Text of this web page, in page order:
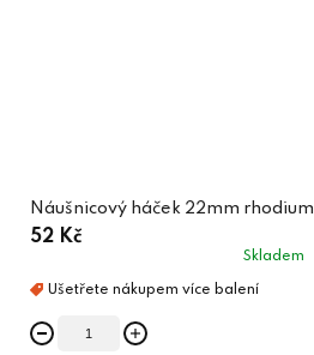
Náušnicový háček 22mm rhodium
52 Kč
Skladem